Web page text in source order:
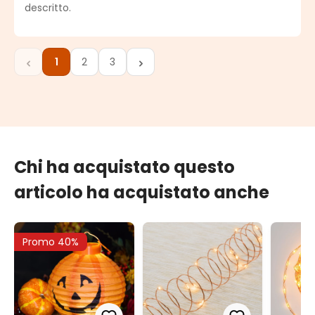
descritto.
Pagina
1 Pagina
2 Pagina
3
Chi ha acquistato questo
articolo ha acquistato anche
Promo 40%